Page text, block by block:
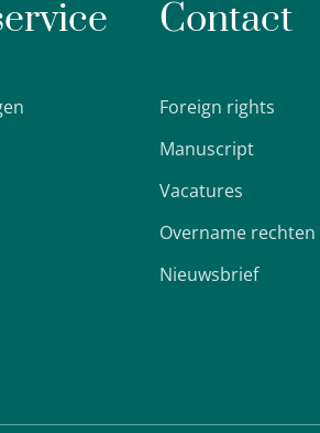
Contact
Foreign rights
Manuscript
Vacatures
Overname rechten
Nieuwsbrief